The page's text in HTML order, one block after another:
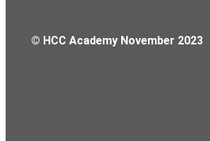
© HCC Academy November 2023